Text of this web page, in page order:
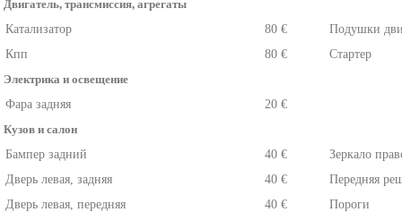
Двигатель, трансмиссия, агрегаты
Катализатор
80 €
Кпп
80 €
Подушки
Стартер
Электрика и освещение
Фара задняя
20 €
Кузов и салон
Бампер задний
40 €
Дверь левая, задняя
40 €
Дверь левая, передняя
40 €
Зеркало
Передняя
Пороги